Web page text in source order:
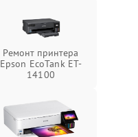
Ремонт принтера
Epson EcoTank ET-
14100